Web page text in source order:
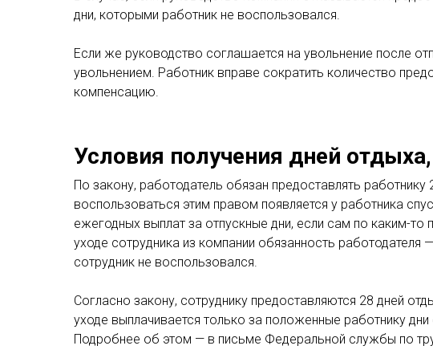
дни, которыми работник не воспользовался.
Если же руководство соглашается на увольнение после
увольнением. Работник вправе сократить количество
компенсацию.
Условия получения дней
По закону, работодатель обязан предоставлять
воспользоваться этим правом появляется у работника
ежегодных выплат за отпускные дни, если сам по каким-то
уходе сотрудника из компании обязанность
сотрудник не воспользовался.
Согласно закону, сотруднику предоставляются 28 дней
уходе выплачивается только за положенные работнику
Подробнее об этом — в письме Федеральной службы по